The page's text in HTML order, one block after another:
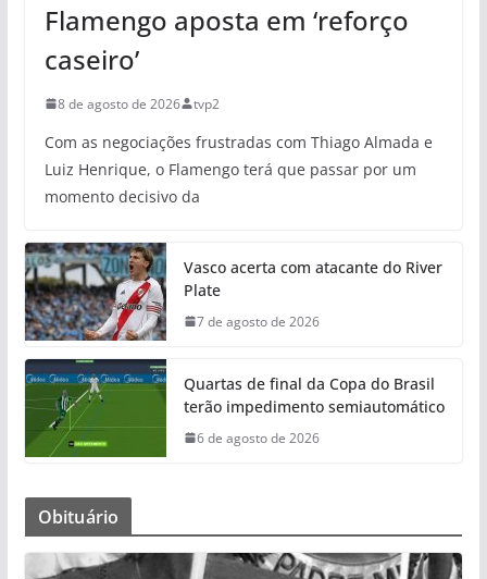
Flamengo aposta em ‘reforço
caseiro’
8 de agosto de 2026 tvp2
Com as negociações frustradas com Thiago Almada e
Luiz Henrique, o Flamengo terá que passar por um
momento decisivo da
Vasco acerta com atacante do River
Plate
7 de agosto de 2026
Quartas de final da Copa do Brasil
terão impedimento semiautomático
6 de agosto de 2026
Obituário